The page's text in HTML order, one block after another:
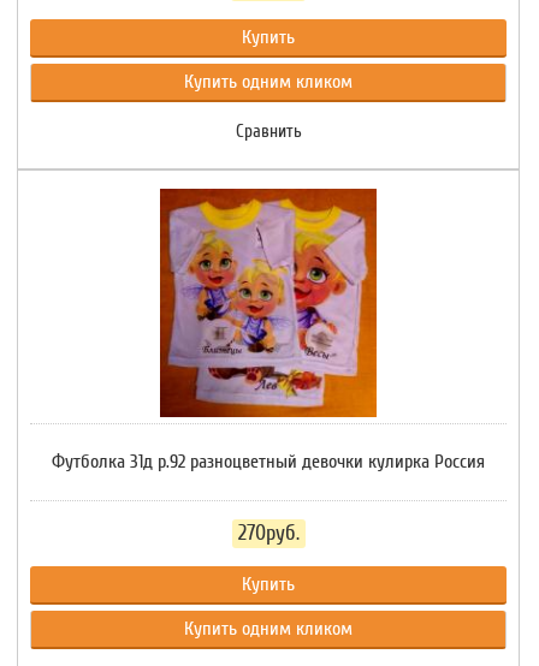
Купить
Купить одним кликом
Сравнить
Футболка 31д р.92 разноцветный девочки кулирка Россия
270руб.
Купить
Купить одним кликом